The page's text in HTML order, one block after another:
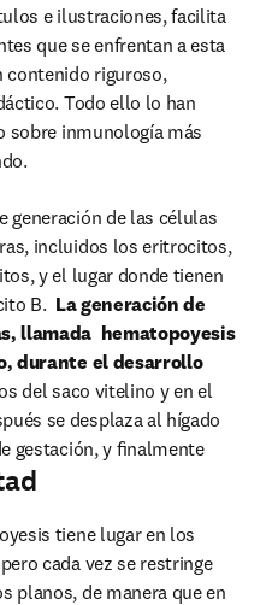
e ilustraciones, facilita
que se enfrentan a esta
contenido riguroso,
Todo ello lo han
sobre inmunología más
generación de las células
incluidos los eritrocitos,
y el lugar donde tienen
B. La generación de
llamada  hematopoyesis
durante el desarrollo
del saco vitelino y en el
se desplaza al hígado
gestación, y ﬁnalmente
tiene lugar en los
cada vez se restringe
planos, de manera que en